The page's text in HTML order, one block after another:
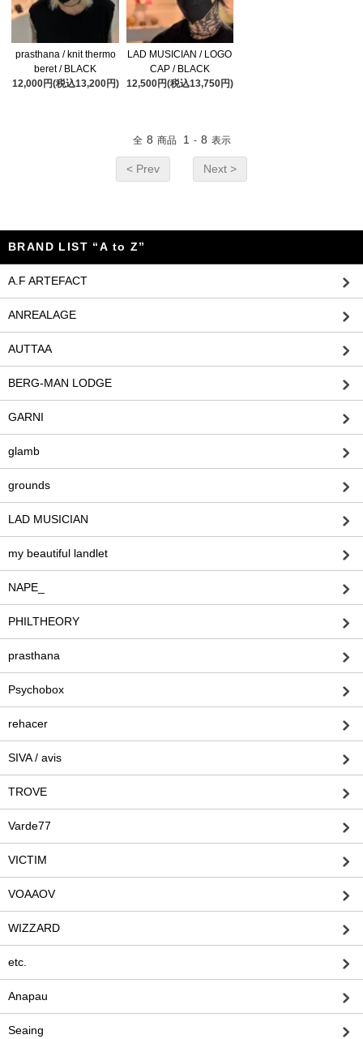
prasthana / knit thermo
beret / BLACK
12,000円(税込13,200円)
LAD MUSICIAN / LOGO
CAP / BLACK
12,500円(税込13,750円)
全 8 商品 1 - 8 表示
< Prev Next >
BRAND LIST “A to Z”
A.F ARTEFACT
ANREALAGE
AUTTAA
BERG-MAN LODGE
GARNI
glamb
grounds
LAD MUSICIAN
my beautiful landlet
NAPE_
PHILTHEORY
prasthana
Psychobox
rehacer
SIVA / avis
TROVE
Varde77
VICTIM
VOAAOV
WIZZARD
etc.
Anapau
Seaing